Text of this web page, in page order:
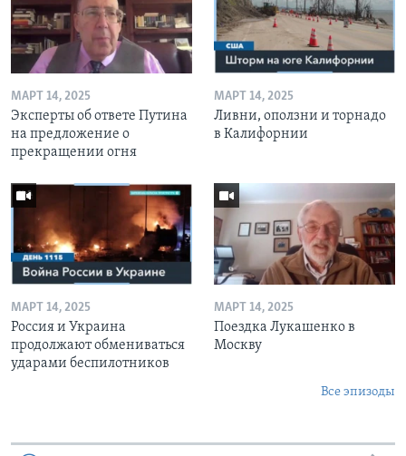
МАРТ 14, 2025
Эксперты об ответе Путина
на предложение о
прекращении огня
МАРТ 14, 2025
Ливни, оползни и торнадо
в Калифорнии
МАРТ 14, 2025
Россия и Украина
продолжают обмениваться
ударами беспилотников
МАРТ 14, 2025
Поездка Лукашенко в
Москву
Все эпизоды